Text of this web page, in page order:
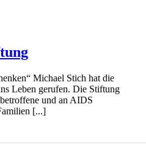
Michael Stich hat die
Leben gerufen. Die Stiftung
und an AIDS
[...]